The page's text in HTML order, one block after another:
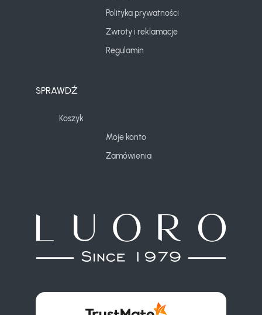
Polityka prywatności
Zwroty i reklamacje
Regulamin
SPRAWDŹ
Koszyk
Moje konto
Zamówienia